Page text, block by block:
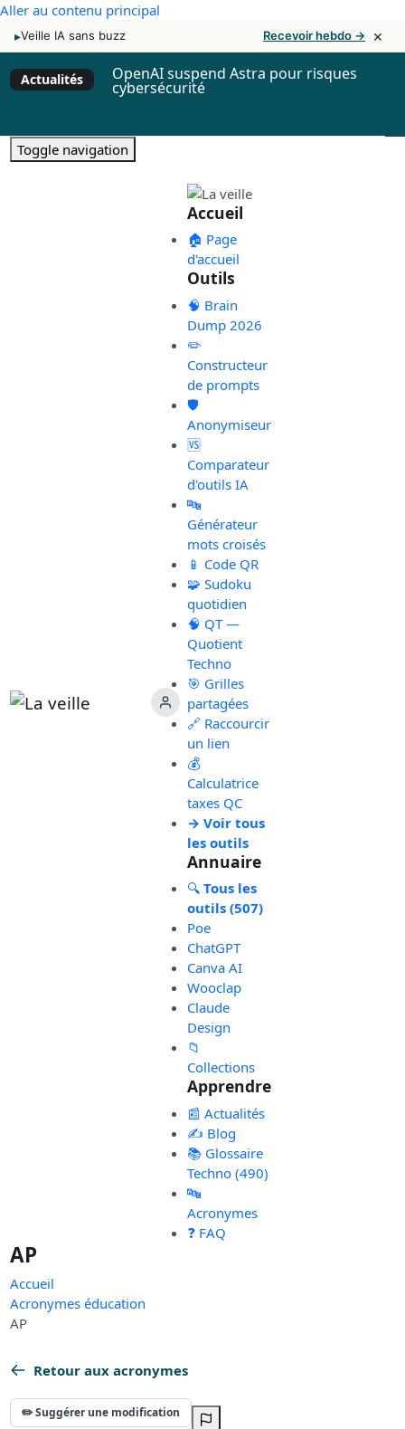
Aller au contenu principal
▸Veille IA sans buzz Recevoir hebdo → ×
Actualités OpenAI suspend Astra pour risques
cybersécurité
Toggle navigation
Accueil
🏠 Page
d'accueil
Outils
🧠 Brain
Dump 2026
✏️
Constructeur
de prompts
🛡️
Anonymiseur
🆚
Comparateur
d'outils IA
🔤
Générateur
mots croisés
📱 Code QR
🧩 Sudoku
quotidien
🧠 QT —
Quotient
Techno
🎯 Grilles
partagées
🔗 Raccourcir
un lien
💰
Calculatrice
taxes QC
→ Voir tous
les outils
Annuaire
🔍 Tous les
outils (507)
Poe
ChatGPT
Canva AI
Wooclap
Claude
Design
📁
Collections
Apprendre
📰 Actualités
✍️ Blog
📚 Glossaire
Techno (490)
🔤
Acronymes
❓ FAQ
AP
Accueil
Acronymes éducation
AP
Retour aux acronymes
✏️ Suggérer une modification